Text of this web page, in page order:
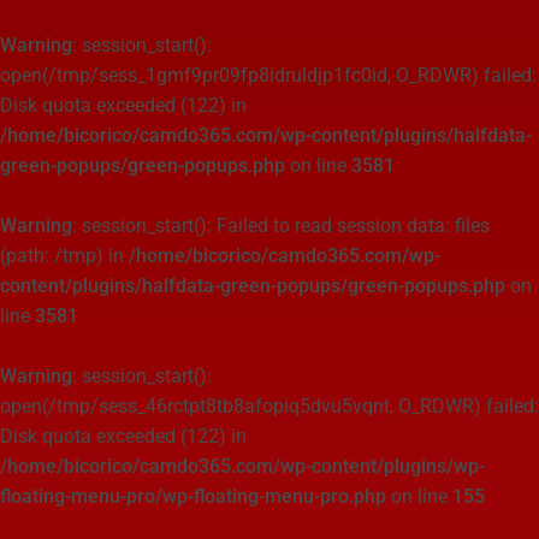
Warning: session_start():
open(/tmp/sess_1gmf9pr09fp8idruldjp1fc0id, O_RDWR) failed:
Disk quota exceeded (122) in
/home/bicorico/camdo365.com/wp-content/plugins/halfdata-
green-popups/green-popups.php on line 3581
Warning: session_start(): Failed to read session data: files
(path: /tmp) in /home/bicorico/camdo365.com/wp-
content/plugins/halfdata-green-popups/green-popups.php on
line 3581
Warning: session_start():
open(/tmp/sess_46rctpt8tb8afopiq5dvu5vqnt, O_RDWR) failed:
Disk quota exceeded (122) in
/home/bicorico/camdo365.com/wp-content/plugins/wp-
floating-menu-pro/wp-floating-menu-pro.php on line 155